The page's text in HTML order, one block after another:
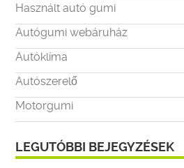
Használt autó gumi
Autógumi webáruház
Autóklíma
Autószerelő
Motorgumi
LEGUTÓBBI BEJEGYZÉSEK